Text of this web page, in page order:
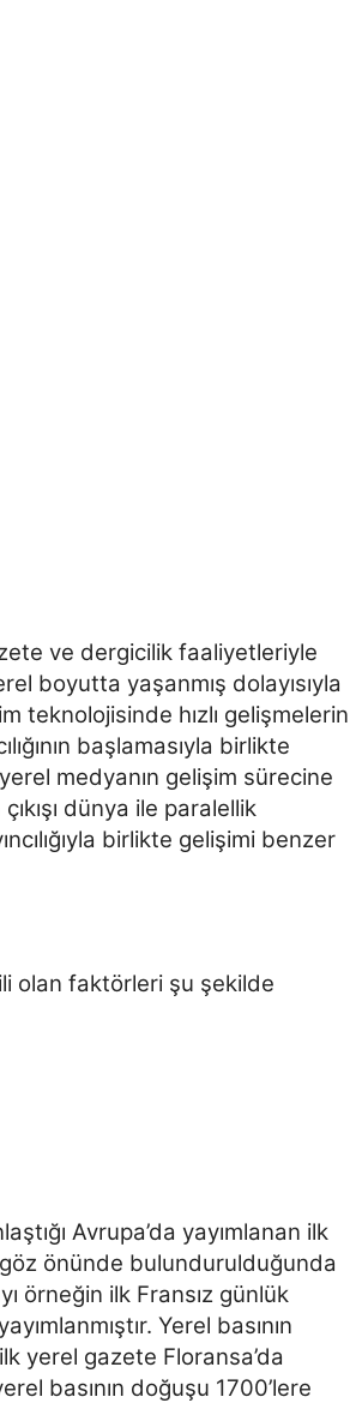
ve dergicilik faaliyetleriyle
boyutta yaşanmış dolayısıyla
teknolojisinde hızlı gelişmelerin
başlamasıyla birlikte
medyanın gelişim sürecine
dünya ile paralellik
birlikte gelişimi benzer
olan faktörleri şu şekilde
Avrupa’da yayımlanan ilk
önünde bulundurulduğunda
örneğin ilk Fransız günlük
Yerel basının
ilk yerel gazete Floransa’da
basının doğuşu 1700’lere